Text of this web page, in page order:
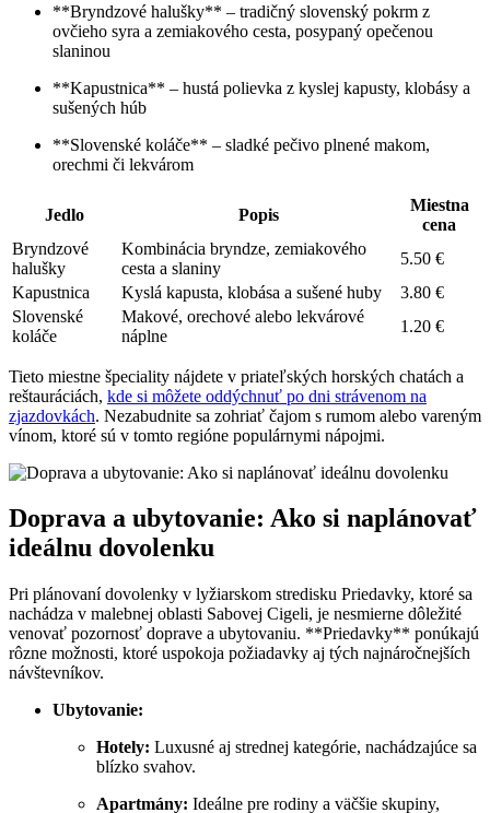
**Bryndzové halušky** – tradičný slovenský pokrm z
ovčieho syra a zemiakového cesta, posypaný opečenou
slaninou
**Kapustnica** – hustá polievka z kyslej kapusty, klobásy a
sušených húb
**Slovenské koláče** – sladké pečivo plnené makom,
orechmi či lekvárom
Jedlo Popis
Miestna
cena
Bryndzové
halušky
Kombinácia bryndze, zemiakového
cesta a slaniny
5.50 €
Kapustnica
Kyslá kapusta, klobása a sušené huby
3.80 €
Slovenské
koláče
Makové, orechové alebo lekvárové
náplne
1.20 €
Tieto miestne špeciality nájdete v priateľských horských chatách a
reštauráciách, kde si môžete oddýchnuť po dni strávenom na
zjazdovkách. Nezabudnite sa zohriať čajom s rumom alebo vareným
vínom, ktoré sú v tomto regióne populárnymi nápojmi.
Doprava a ubytovanie: Ako si naplánovať
ideálnu dovolenku
Pri plánovaní dovolenky v lyžiarskom stredisku Priedavky, ktoré sa
nachádza v malebnej oblasti Sabovej Cigeli, je nesmierne dôležité
venovať pozornosť doprave a ubytovaniu. **Priedavky** ponúkajú
rôzne možnosti, ktoré uspokoja požiadavky aj tých najnáročnejších
návštevníkov.
Ubytovanie:
Hotely: Luxusné aj strednej kategórie, nachádzajúce sa
blízko svahov.
Apartmány: Ideálne pre rodiny a väčšie skupiny,